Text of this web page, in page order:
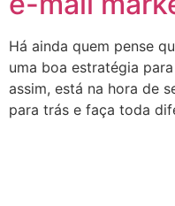
Há ainda quem pense
uma boa estratégia
assim, está na hora de
para trás e faça toda